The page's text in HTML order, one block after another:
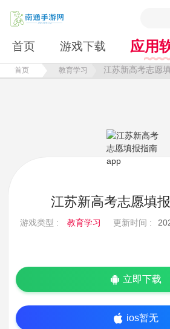
首页 游戏下载 应用
首页 教育学习 江苏新高考志愿
江苏新高考志愿填
游戏类型 : 教育学习 更新时间 :
立即下载
ios暂无